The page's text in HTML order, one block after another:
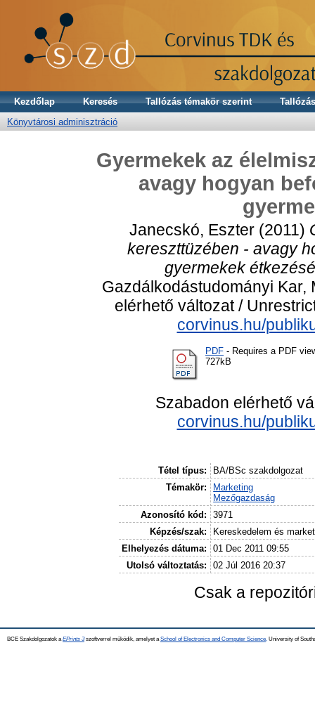
Kezdőlap Keresés Tallózás témakör szerint
Könyvtárosi adminisztráció
Gyermekek az
avagy hogyan
Janecskó, Eszter(2011)
kereszttüzében - avagy
gyermekek
Gazdálkodástudományi Kar,
elérhető változat /
corvinus.hu/
PDF - Requires a PDF
727kB
Szabadon elérhető
corvinus.hu/
Tétel típus:
BA/BSc szakdolgozat
Témakör:
Marketing
Mezőgazdaság
Azonosító kód:
3971
Képzés/szak:
Kereskedelem és
Elhelyezés dátuma:
01 Dec 2011 09:55
Utolsó változtatás:
02 Júl 2016 20:37
Csak a
BCE Szakdolgozatok a EPrints 3szoftverrel működik, amelyet a School of Electronics and Computer Science, University of